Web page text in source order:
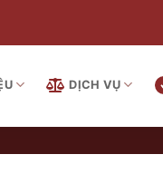
DỊCH VỤ